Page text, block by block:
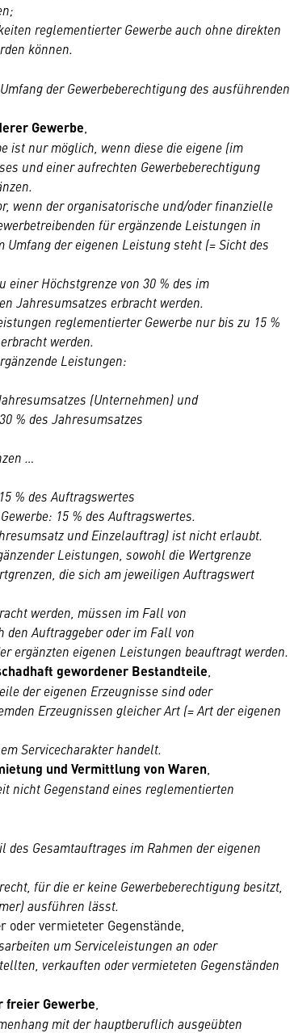
reglementierter Gewerbe auch ohne direkten
können.
der Gewerbeberechtigung des ausführenden
Gewerbe
ist nur möglich, wenn diese die eigene (im
und einer aufrechten Gewerbeberechtigung
wenn der organisatorische und/oder finanzielle
für ergänzende Leistungen in
der eigenen Leistung steht (= Sicht des
einer Höchstgrenze von 30 % des im
Jahresumsatzes erbracht werden.
reglementierter Gewerbe nur bis zu 15 %
werden.
Leistungen:
(Unternehmen) und
% des Jahresumsatzes
…
% des Auftragswertes
15 % des Auftragswertes.
und Einzelauftrag) ist nicht erlaubt.
Leistungen, sowohl die Wertgrenze
die sich am jeweiligen Auftragswert
werden, müssen im Fall von
Auftraggeber oder im Fall von
ergänzten eigenen Leistungen beauftragt werden.
gewordener Bestandteile
der eigenen Erzeugnisse sind oder
Erzeugnissen gleicher Art (= Art der eigenen
Servicecharakter handelt.
und Vermittlung von Waren
nicht Gegenstand eines reglementierten
des Gesamtauftrages im Rahmen der eigenen
für die er keine Gewerbeberechtigung besitzt,
ausführen lässt.
vermieteter Gegenstände,
um Serviceleistungen an oder
verkauften oder vermieteten Gegenständen
freier Gewerbe
mit der hauptberuflich ausgeübten